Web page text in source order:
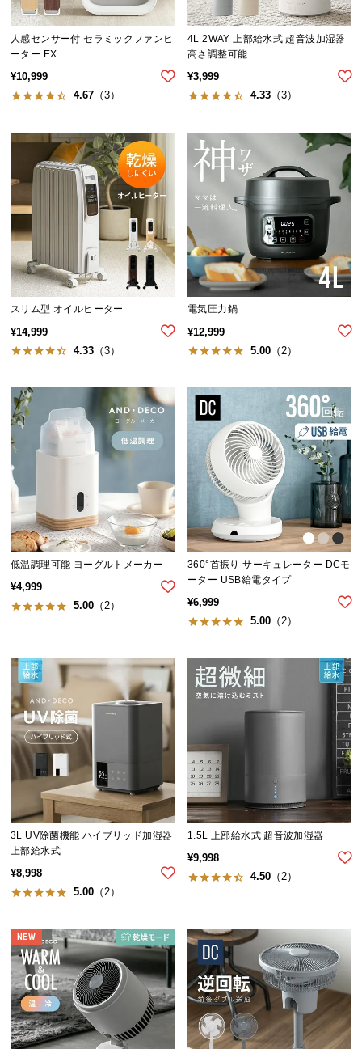
つ
い
会
規
に
い
お
客
知
ら
せ
ブ
ロ
グ
企
業
報
o.,
人感センサー付 セラミックファンヒ
ーター EX
¥10,999
4.67 （3）
4L 2WAY 上部給水式 超音波加湿器
高さ調整可能
¥3,999
4.33 （3）
スリム型 オイルヒーター
¥14,999
4.33 （3）
電気圧力鍋
¥12,999
5.00 （2）
低温調理可能 ヨーグルトメーカー
¥4,999
5.00 （2）
360°首振り サーキュレーター DCモ
ーター USB給電タイプ
¥6,999
5.00 （2）
3L UV除菌機能 ハイブリッド加湿器
上部給水式
¥8,998
5.00 （2）
1.5L 上部給水式 超音波加湿器
¥9,998
4.50 （2）
NEW